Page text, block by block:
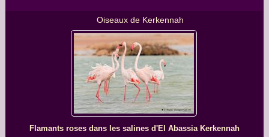
Oiseaux de Kerkennah
Flamants roses dans les salines d'El Abassia Kerkennah